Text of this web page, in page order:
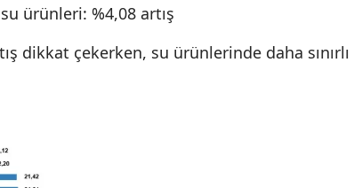
ürünleri: %4,08 artış
dikkat çekerken, su ürünlerinde daha sınırlı